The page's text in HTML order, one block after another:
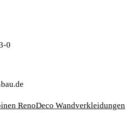
0
RenoDeco Wandverkleidungen